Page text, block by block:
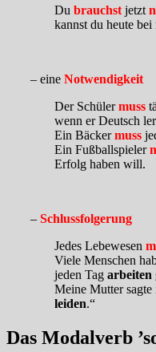
Du brauchst jetzt
kannst du heute
– eine Notwendigkeit
Der Schülermuss
wenn er Deutsch
Ein Bäckermuss
Ein Fußballspieler
Erfolg haben will.
– Schlussfolgerung
Jedes Lebewesen
Viele Menschen
jeden Tag arbeiten
Meine Mutter
leiden.“
Das Modalverb